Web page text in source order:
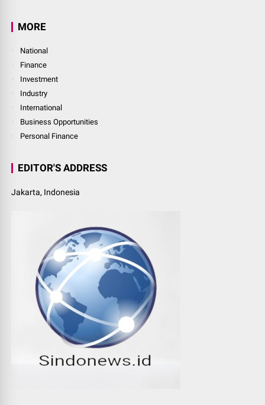
MORE
National
Finance
Investment
Industry
International
Business Opportunities
Personal Finance
EDITOR'S ADDRESS
Jakarta, Indonesia